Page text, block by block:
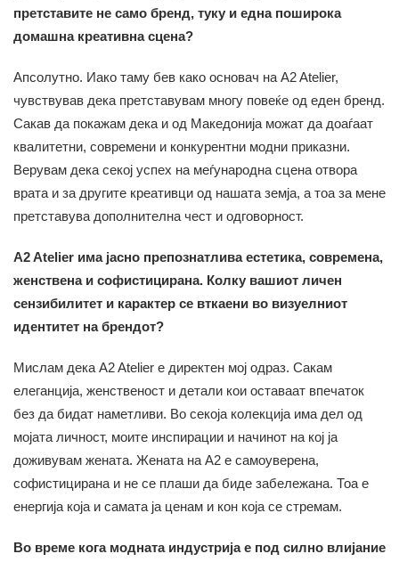
претставите не само бренд, туку и една поширока
домашна креативна сцена?
Апсолутно. Иако таму бев како основач на A2 Atelier,
чувствував дека претставувам многу повеќе од еден бренд.
Сакав да покажам дека и од Македонија можат да доаѓаат
квалитетни, современи и конкурентни модни приказни.
Верувам дека секој успех на меѓународна сцена отвора
врата и за другите креативци од нашата земја, а тоа за мене
претставува дополнителна чест и одговорност.
A2 Atelier има јасно препознатлива естетика, современа,
женствена и софистицирана. Колку вашиот личен
сензибилитет и карактер се вткаени во визуелниот
идентитет на брендот?
Мислам дека A2 Atelier е директен мој одраз. Сакам
елеганција, женственост и детали кои оставаат впечаток
без да бидат наметливи. Во секоја колекција има дел од
мојата личност, моите инспирации и начинот на кој ја
доживувам жената. Жената на A2 е самоуверена,
софистицирана и не се плаши да биде забележана. Тоа е
енергија која и самата ја ценам и кон која се стремам.
Во време кога модната индустрија е под силно влијание